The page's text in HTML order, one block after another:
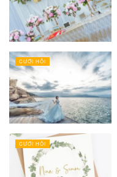
CƯỚI HỎI
CƯỚI HỎI